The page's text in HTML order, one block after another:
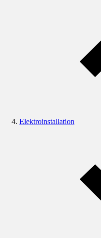
Elektroinstallation